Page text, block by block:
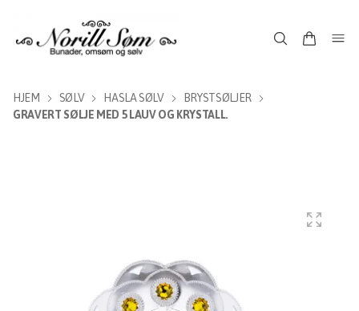
HJEM SØLV HASLA SØLV
BRYSTSØLJER
GRAVERT SØLJE MED 5 LAUV OG KRYSTALL.